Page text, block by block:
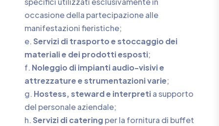
occasione della partecipazione alle
manifestazioni fieristiche;
e. Servizi di trasporto e stoccaggio dei
materiali e dei prodotti esposti;
f. Noleggio di impianti audio-visivi e
attrezzature e strumentazioni varie;
g. Hostess, steward e interpretia supporto
del personale aziendale;
h. Servizi di catering per la fornitura di buffet